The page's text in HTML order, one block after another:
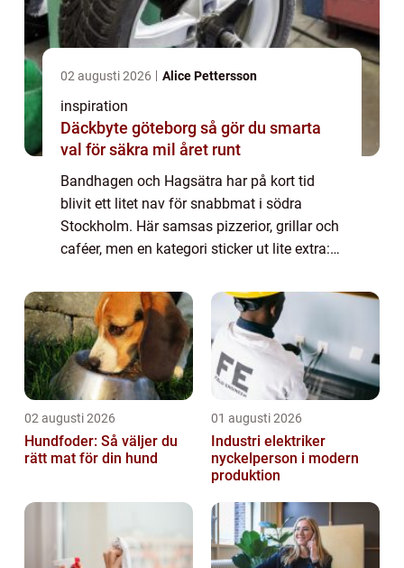
02 augusti 2026 Alice Pettersson
inspiration
Däckbyte göteborg så gör du smarta
val för säkra mil året runt
Bandhagen och Hagsätra har på kort tid
blivit ett litet nav för snabbmat i södra
Stockholm. Här samsas pizzerior, grillar och
caféer, men en kategori sticker ut lite extra:
personer söker efter hamburgare bandha...
02 augusti 2026
Hundfoder: Så väljer du
rätt mat för din hund
01 augusti 2026
Industri elektriker
nyckelperson i modern
produktion